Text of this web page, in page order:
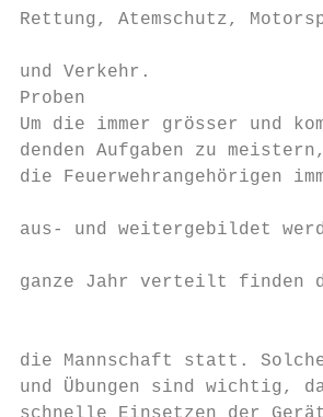
Rettung, Atemschutz,
und Verkehr.
Proben
Um die immer grösser und
denden Aufgaben zu
die
aus- und weitergebildet
ganze Jahr verteilt
die Mannschaft statt.
und Übungen sind wichtig,